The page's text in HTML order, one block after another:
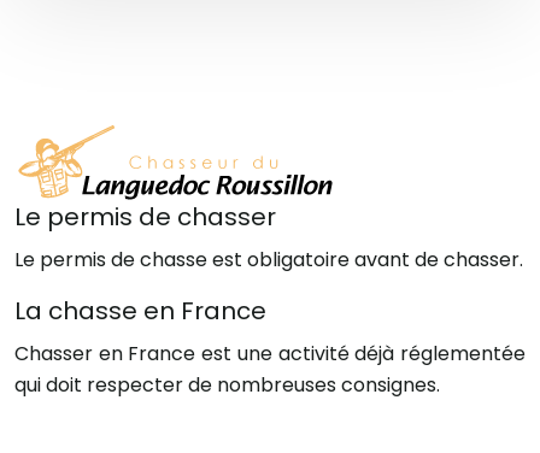
Le permis de chasser
Le permis de chasse est obligatoire avant de chasser.
La chasse en France
Chasser en France est une activité déjà réglementée
qui doit respecter de nombreuses consignes.